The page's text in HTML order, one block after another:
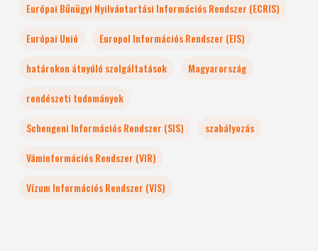
Európai Bűnügyi Nyilvántartási Információs Rendszer (ECRIS)
Európai Unió
Europol Információs Rendszer (EIS)
határokon átnyúló szolgáltatások
Magyarország
rendészeti tudományok
Schengeni Információs Rendszer (SIS)
szabályozás
Váminformációs Rendszer (VIR)
Vízum Információs Rendszer (VIS)